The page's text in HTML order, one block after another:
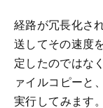
経路が冗長化さ
送してその速度
定したのではな
ァイルコピーと
実行してみます